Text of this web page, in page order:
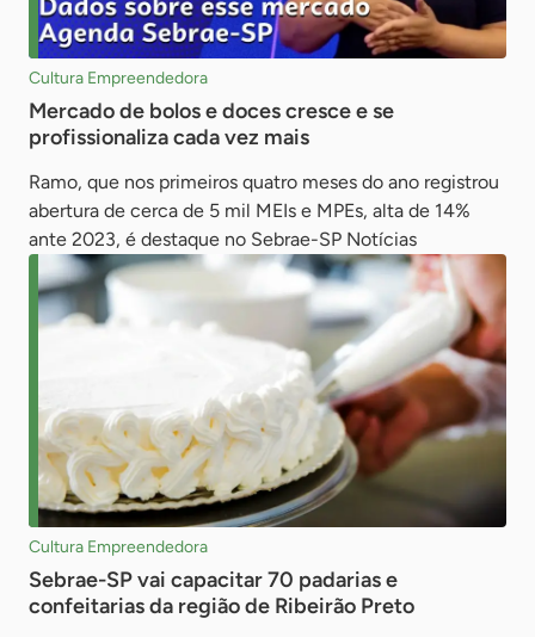
Cultura Empreendedora
Mercado de bolos e doces cresce e se
profissionaliza cada vez mais
Ramo, que nos primeiros quatro meses do ano registrou
abertura de cerca de 5 mil MEIs e MPEs, alta de 14%
ante 2023, é destaque no Sebrae-SP Notícias
Cultura Empreendedora
Sebrae-SP vai capacitar 70 padarias e
confeitarias da região de Ribeirão Preto